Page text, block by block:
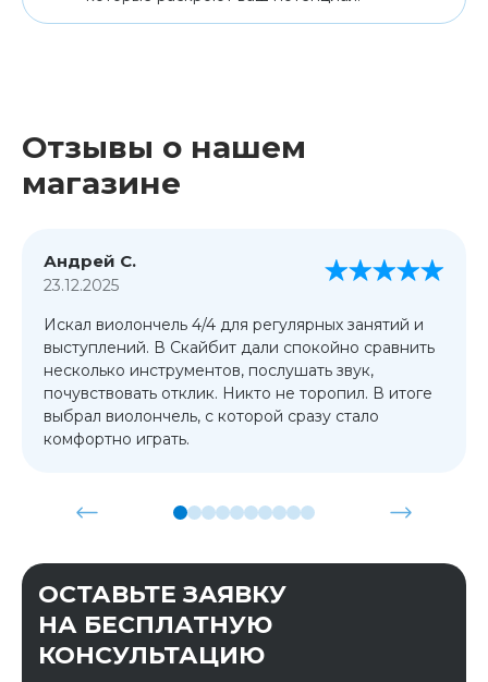
Отзывы о нашем
магазине
Андрей С.
23.12.2025
Искал виолончель 4/4 для регулярных занятий и
выступлений. В Скайбит дали спокойно сравнить
несколько инструментов, послушать звук,
почувствовать отклик. Никто не торопил. В итоге
выбрал виолончель, с которой сразу стало
комфортно играть.
ОСТАВЬТЕ ЗАЯВКУ
НА БЕСПЛАТНУЮ
КОНСУЛЬТАЦИЮ